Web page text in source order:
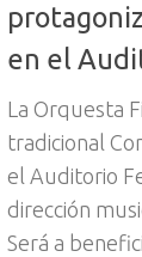
en el
La Orquesta
tradicional
el Auditorio
dirección
Será a